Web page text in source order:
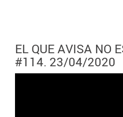
EL QUE AVISA NO
#114. 23/04/2020